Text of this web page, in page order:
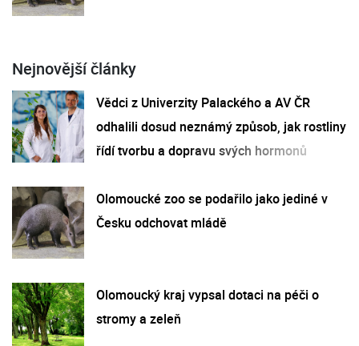
Nejnovější články
Vědci z Univerzity Palackého a AV ČR
odhalili dosud neznámý způsob, jak rostliny
řídí tvorbu a dopravu svých hormonů
Olomoucké zoo se podařilo jako jediné v
Česku odchovat mládě
Olomoucký kraj vypsal dotaci na péči o
stromy a zeleň